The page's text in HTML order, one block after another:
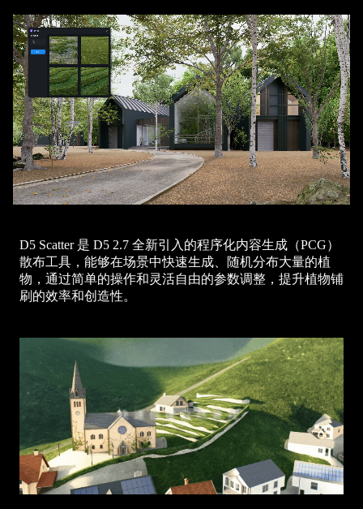
D5 Scatter 是 D5 2.7 全新引入的程序化内容生成（PCG）
散布工具，能够在场景中快速生成、随机分布大量的植
物，通过简单的操作和灵活自由的参数调整，提升植物铺
刷的效率和创造性。